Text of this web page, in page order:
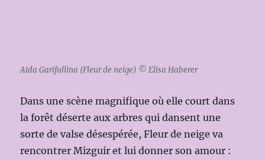
Aida Garifullina (Fleur de neige) © Elisa Haberer
Dans une scène magnifique où elle court dans
la forêt déserte aux arbres qui dansent une
sorte de valse désespérée, Fleur de neige va
rencontrer Mizguir et lui donner son amour :